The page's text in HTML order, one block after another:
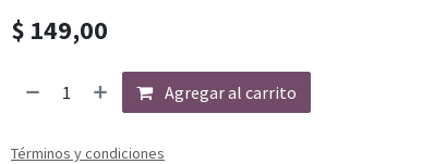
$ 149,00
Agregar al carrito
Términos y condiciones